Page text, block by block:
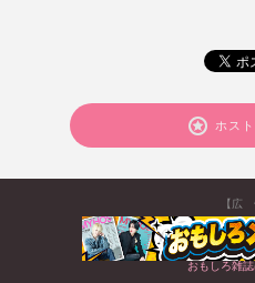
ホス
【広
おもしろ雑